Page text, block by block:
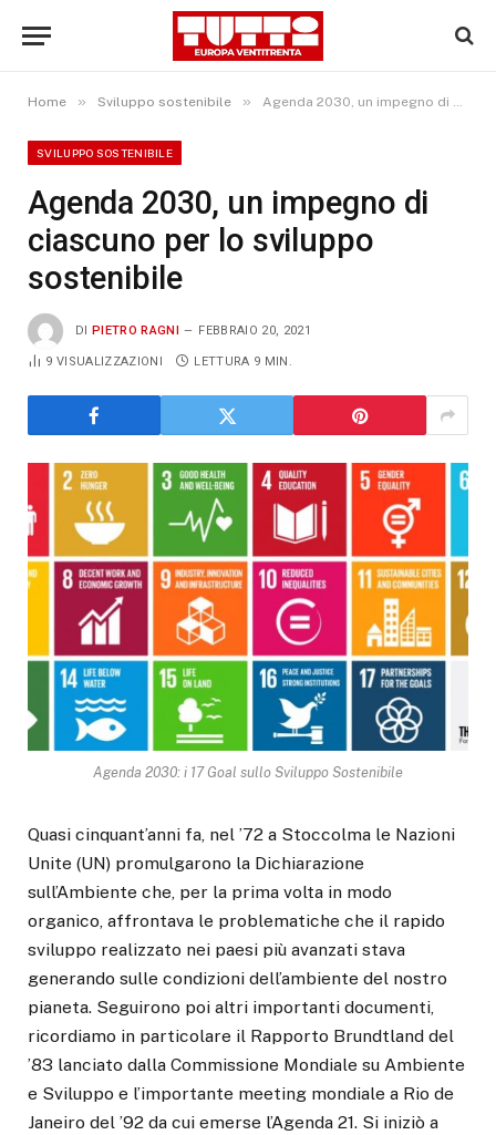
Home » Sviluppo sostenibile » Agenda 2030, un impegno di ciascuno per lo sviluppo sostenibile
SVILUPPO SOSTENIBILE
Agenda 2030, un impegno di
ciascuno per lo sviluppo
sostenibile
DI PIETRO RAGNI FEBBRAIO 20, 2021
9VISUALIZZAZIONI LETTURA 9 MIN.
Agenda 2030: i 17 Goal sullo Sviluppo Sostenibile
Quasi cinquant’anni fa, nel ’72 a Stoccolma le Nazioni
Unite (UN) promulgarono la Dichiarazione
sull’Ambiente che, per la prima volta in modo
organico, affrontava le problematiche che il rapido
sviluppo realizzato nei paesi più avanzati stava
generando sulle condizioni dell’ambiente del nostro
pianeta. Seguirono poi altri importanti documenti,
ricordiamo in particolare il Rapporto Brundtland del
’83 lanciato dalla Commissione Mondiale su Ambiente
e Sviluppo e l’importante meeting mondiale a Rio de
Janeiro del ’92 da cui emerse l’Agenda 21. Si iniziò a